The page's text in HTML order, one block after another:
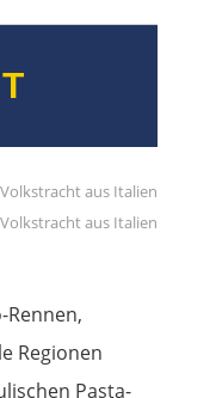
aus Italien
Regionen
Pasta-